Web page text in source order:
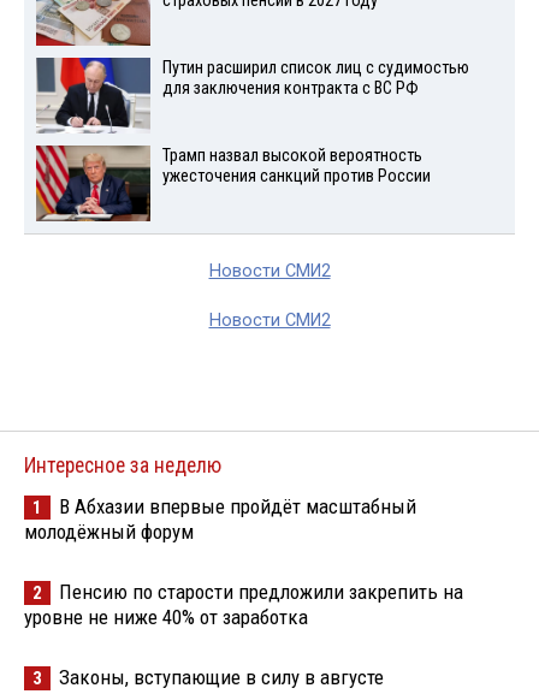
Путин расширил список лиц с судимостью
для заключения контракта с ВС РФ
Трамп назвал высокой вероятность
ужесточения санкций против России
Новости СМИ2
Новости СМИ2
Интересное за неделю
1
В Абхазии впервые пройдёт масштабный
молодёжный форум
2
Пенсию по старости предложили закрепить на
уровне не ниже 40% от заработка
3 Законы, вступающие в силу в августе